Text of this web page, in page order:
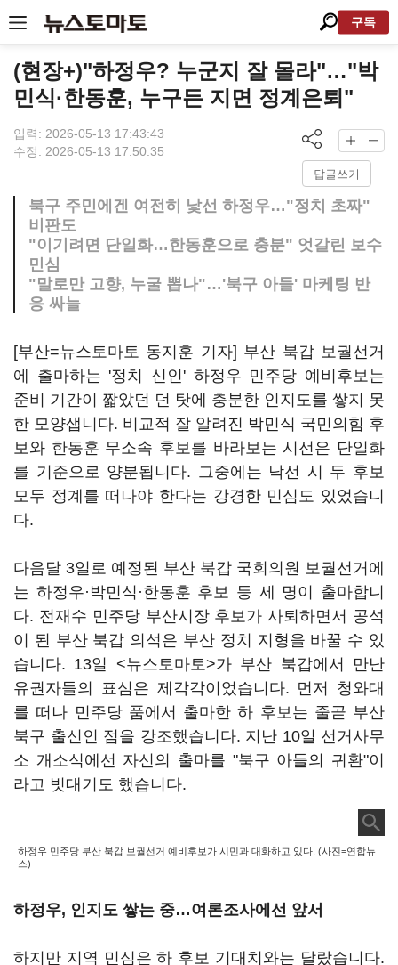
구독
(현장+)"하정우? 누군지 잘 몰라"…"박
민식·한동훈, 누구든 지면 정계은퇴"
입력: 2026-05-13 17:43:43
수정: 2026-05-13 17:50:35
답글쓰기
북구 주민에겐 여전히 낯선 하정우…"정치 초짜"
비판도
"이기려면 단일화…한동훈으로 충분" 엇갈린 보수
민심
"말로만 고향, 누굴 뽑나"…'북구 아들' 마케팅 반
응 싸늘
[부산=뉴스토마토 동지훈 기자] 부산 북갑 보궐선거
에 출마하는 '정치 신인' 하정우 민주당 예비후보는
준비 기간이 짧았던 던 탓에 충분한 인지도를 쌓지 못
한 모양샙니다. 비교적 잘 알려진 박민식 국민의힘 후
보와 한동훈 무소속 후보를 바라보는 시선은 단일화
를 기준으로 양분됩니다. 그중에는 낙선 시 두 후보
모두 정계를 떠나야 한다는 강경한 민심도 있었습니
다.
다음달 3일로 예정된 부산 북갑 국회의원 보궐선거에
는 하정우·박민식·한동훈 후보 등 세 명이 출마합니
다. 전재수 민주당 부산시장 후보가 사퇴하면서 공석
이 된 부산 북갑 의석은 부산 정치 지형을 바꿀 수 있
습니다. 13일 <뉴스토마토>가 부산 북갑에서 만난
유권자들의 표심은 제각각이었습니다. 먼저 청와대
를 떠나 민주당 품에서 출마한 하 후보는 줄곧 부산
북구 출신인 점을 강조했습니다. 지난 10일 선거사무
소 개소식에선 자신의 출마를 "북구 아들의 귀환"이
라고 빗대기도 했습니다.
하정우 민주당 부산 북갑 보궐선거 예비후보가 시민과 대화하고 있다. (사진=연합뉴
스)
하정우, 인지도 쌓는 중…여론조사에선 앞서
하지만 지역 민심은 하 후보 기대치와는 달랐습니다.